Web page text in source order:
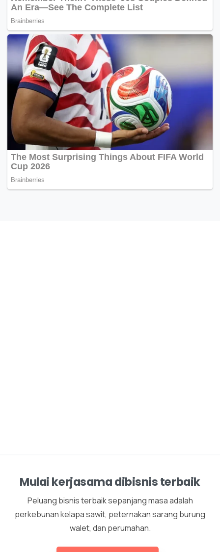
Mulai kerjasama dibisnis terbaik
Peluang bisnis terbaik sepanjang masa adalah
perkebunan kelapa sawit, peternakan sarang burung
walet, dan perumahan.